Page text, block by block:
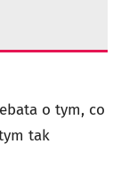
o tym, co
tak